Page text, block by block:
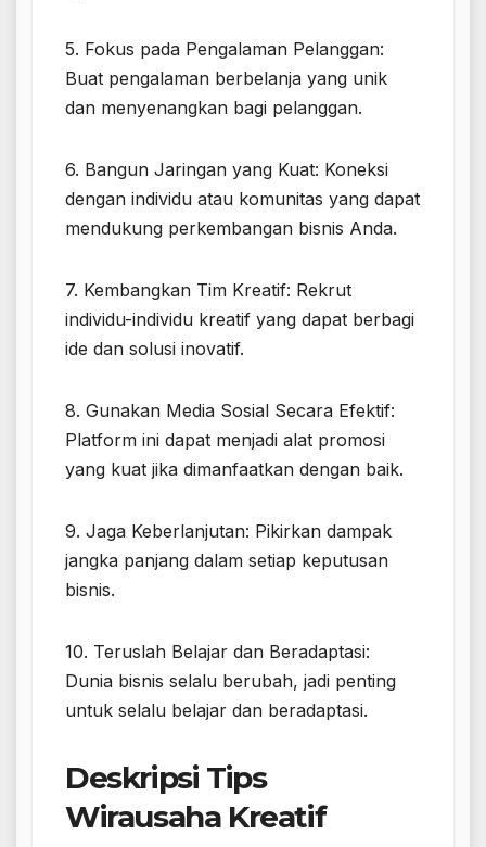
5. Fokus pada Pengalaman Pelanggan:
Buat pengalaman berbelanja yang unik
dan menyenangkan bagi pelanggan.
6. Bangun Jaringan yang Kuat: Koneksi
dengan individu atau komunitas yang dapat
mendukung perkembangan bisnis Anda.
7. Kembangkan Tim Kreatif: Rekrut
individu-individu kreatif yang dapat berbagi
ide dan solusi inovatif.
8. Gunakan Media Sosial Secara Efektif:
Platform ini dapat menjadi alat promosi
yang kuat jika dimanfaatkan dengan baik.
9. Jaga Keberlanjutan: Pikirkan dampak
jangka panjang dalam setiap keputusan
bisnis.
10. Teruslah Belajar dan Beradaptasi:
Dunia bisnis selalu berubah, jadi penting
untuk selalu belajar dan beradaptasi.
Deskripsi Tips
Wirausaha Kreatif